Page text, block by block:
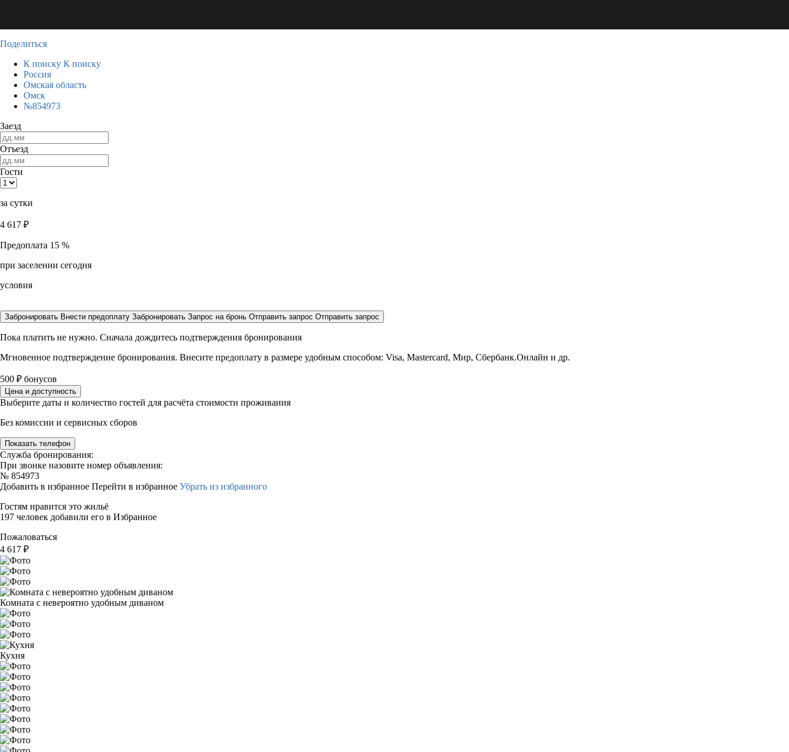
Поделиться
К поиску К поиску
Россия
Омская область
Омск
№854973
Заезд
Отъезд
Гости
за сутки
4 617 ₽
Предоплата 15 %
при заселении сегодня
условия
Забронировать Внести предоплату Забронировать Запрос на бронь Отправить запрос Отправить запрос
Пока платить не нужно. Сначала дождитесь подтверждения бронирования
Мгновенное подтверждение бронирования. Внесите предоплату в размере удобным способом: Visa, Mastercard, Мир, Сбербанк.Онлайн и др.
500 ₽ бонусов
Цена и доступность
Выберите даты и количество гостей для расчёта стоимости проживания
Без комиссии и сервисных сборов
Показать телефон
Служба бронирования:
При звонке назовите номер объявления:
№ 854973
Добавить в избранное Перейти в избранное Убрать из избранного
Гостям нравится это жильё
197 человек добавили его в Избранное
Пожаловаться
4 617 ₽
Комната с невероятно удобным диваном
Кухня